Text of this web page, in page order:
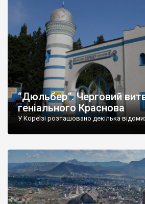
“Дюльбер”. Черговий
геніального Краснова
У Кореїзі розташовано декілька